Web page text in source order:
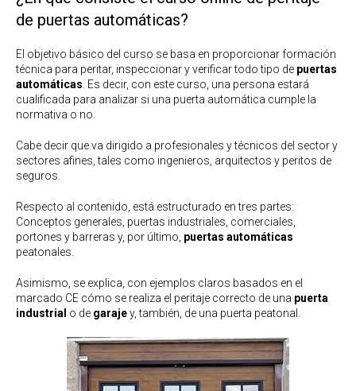
de puertas automáticas?
El objetivo básico del curso se basa en proporcionar formación
técnica para peritar, inspeccionar y verificar todo tipo de puertas
automáticas . Es decir, con este curso, una persona estará
cualificada para analizar si una puerta automática cumple la
normativa o no.
Cabe decir que va dirigido a profesionales y técnicos del sector y
sectores afines, tales como ingenieros, arquitectos y peritos de
seguros.
Respecto al contenido, está estructurado en tres partes:
Conceptos generales, puertas industriales, comerciales,
portones y barreras y, por último, puertas automáticas
peatonales.
Asimismo, se explica, con ejemplos claros basados en el
marcado CE cómo se realiza el peritaje correcto de una puerta
industrial o de garajey, también, de una puerta peatonal.